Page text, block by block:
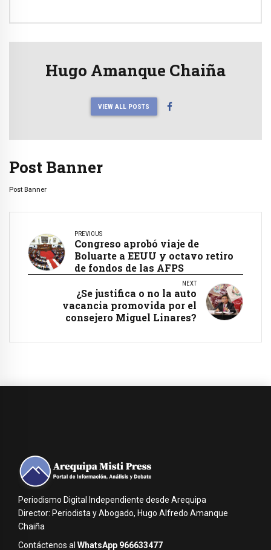
Hugo Amanque Chaiña
VIEW ALL POSTS
Post Banner
Post Banner
PREVIOUS
Congreso aprobó viaje de
Boluarte a EEUU y octavo retiro
de fondos de las AFPS
NEXT
¿Se justifica o no la auto
vacancia promovida por el
consejero Miguel Linares?
Periodismo Digital Independiente desde Arequipa
Director: Periodista y Abogado, Hugo Alfredo Amanque
Chaiña
Contáctenos al WhatsApp 966633477